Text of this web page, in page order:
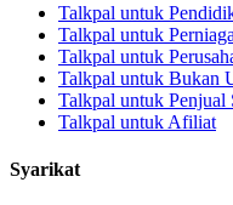
Talkpal untuk
Talkpal untuk
Talkpal untuk
Talkpal untuk Bukan
Talkpal untuk Penjual
Talkpal untuk Afiliat
Syarikat